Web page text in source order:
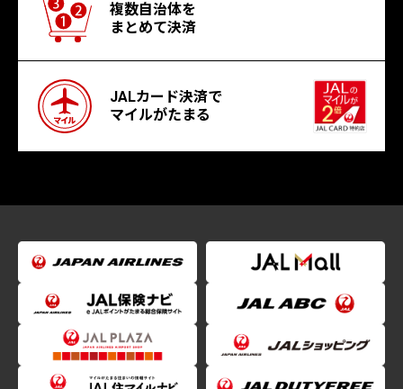
複数自治体を
まとめて決済
JALカード決済で
マイルがたまる